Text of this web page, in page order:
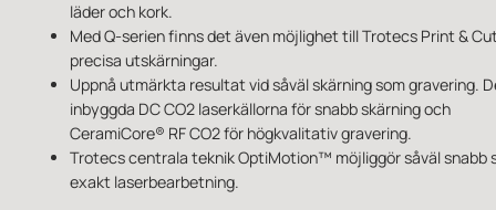
läder och kork.
Med Q-serien finns det även möjlighet till Trotecs Print &
precisa utskärningar.
Uppnå utmärkta resultat vid såväl skärning som gravering.
inbyggda DC CO2 laserkällorna för snabb skärning och
CeramiCore® RF CO2 för högkvalitativ gravering.
Trotecs centrala teknik OptiMotion™ möjliggör såväl snabb
exakt laserbearbetning.